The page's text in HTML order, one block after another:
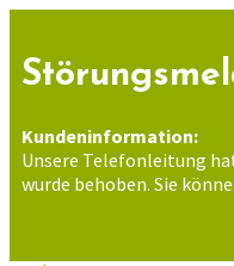
springen
Kundeninformation:
Unsere Telefonleitung
wurde behoben. Sie